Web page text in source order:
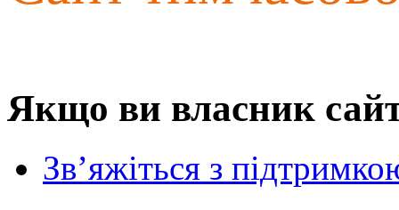
Якщо ви власник
Зв’яжіться з